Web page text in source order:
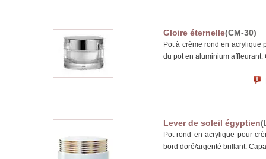
Gloire éternelle(CM-30)
Pot à crème rond en acrylique
du pot en aluminium affleurant.
Lever de soleil égyptien
Pot rond en acrylique pour
bord doré/argenté brillant.